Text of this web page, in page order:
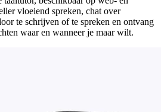
vloeiend spreken, chat over
te schrijven of te spreken en ontvang
waar en wanneer je maar wilt.